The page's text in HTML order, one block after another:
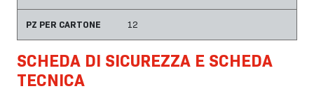
PZ PER CARTONE 12
SCHEDA DI SICUREZZA E SCHEDA
TECNICA